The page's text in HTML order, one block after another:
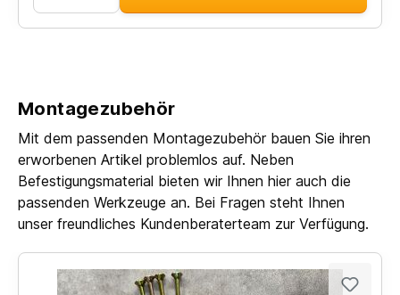
Montagezubehör
Mit dem passenden Montagezubehör bauen Sie ihren
erworbenen Artikel problemlos auf. Neben
Befestigungsmaterial bieten wir Ihnen hier auch die
passenden Werkzeuge an. Bei Fragen steht Ihnen
unser freundliches Kundenberaterteam zur Verfügung.